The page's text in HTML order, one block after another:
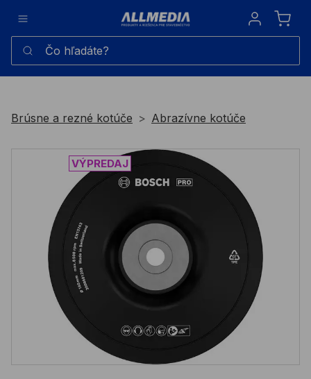
Sign in
Čo hľadáte?
Brúsne a rezné kotúče Abrazívne kotúče